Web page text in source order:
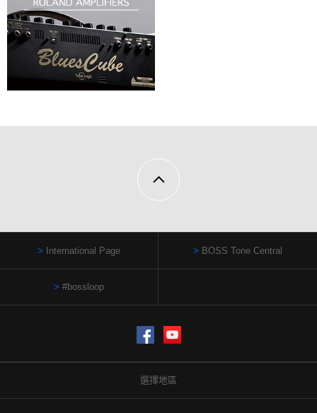
International Page BOSS Tone Central
#bossloop
FacebookYouTube
選擇地區